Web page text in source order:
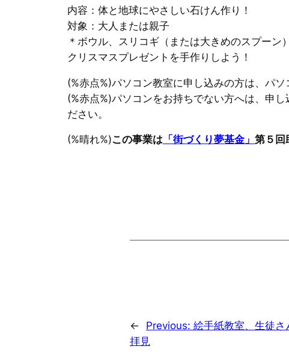
内容：体と地球にやさしい石けん作り！
対象：大人または親子
＊ボウル、スリコギ（または大きめのスプーン
クリスマスプレゼントを手作りしよう！
(%赤点%)パソコン教室に申し込みの方は、パソ
(%赤点%)パソコンをお持ちでない方へは、申
ださい。
(%晴れ%)この事業は 「街づくり夢基金」 第５回
← Previous: 絵手紙教室、生徒さ
拝見